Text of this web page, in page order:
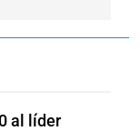
al líder